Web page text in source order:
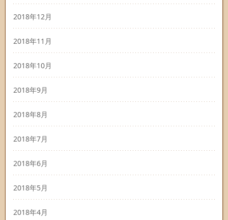
2018年12月
2018年11月
2018年10月
2018年9月
2018年8月
2018年7月
2018年6月
2018年5月
2018年4月